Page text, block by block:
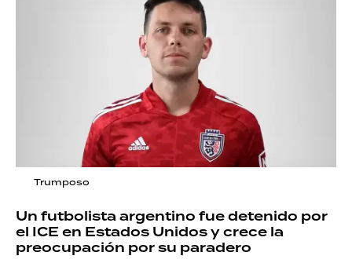
Trumposo
Un futbolista argentino fue detenido por
el ICE en Estados Unidos y crece la
preocupación por su paradero